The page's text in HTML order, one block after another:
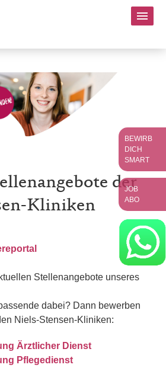
der
Kliniken
Stellenangebote unseres
dabei? Dann bewerben
Niels-Stensen-Kliniken:
Ärztlicher Dienst
Pflegedienst
BEWIRB
DICH
SMART
JOB
ABO